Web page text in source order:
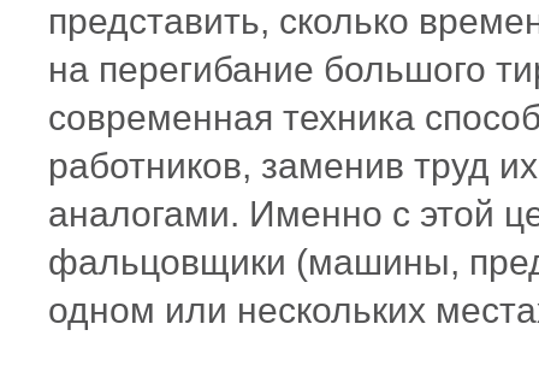
представить, сколько
на перегибание большого
современная техника
работников, заменив труд
аналогами. Именно с этой
фальцовщики (машины,
одном или нескольких